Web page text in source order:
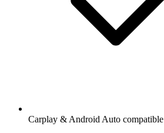
Carplay & Android Auto compatible